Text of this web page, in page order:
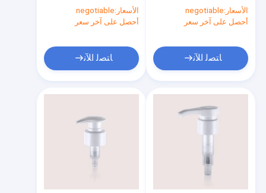
الأسعار:negotiable
أحصل على آخر سعر
ﺎﺘﺼﻟ ﺍﻶﻧ
الأسعار:negotiable
أحصل على آخر سعر
ﺎﺘﺼﻟ ﺍﻶﻧ